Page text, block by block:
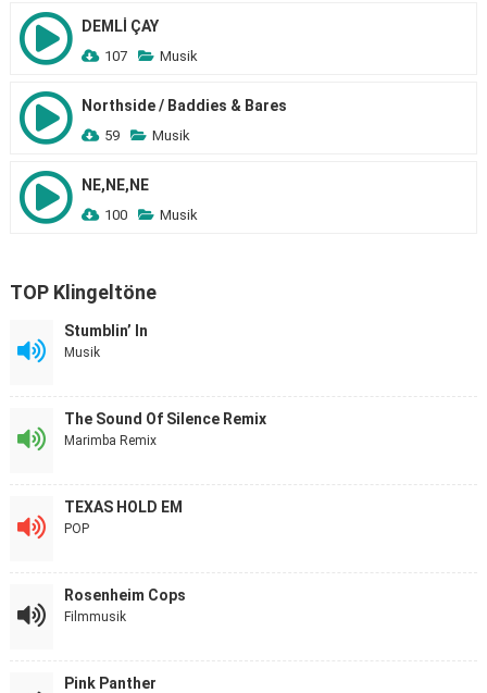
DEMLİ ÇAY
107 Musik
Northside / Baddies & Bares
59 Musik
NE,NE,NE
100 Musik
TOP Klingeltöne
Stumblin’ In
Musik
The Sound Of Silence Remix
Marimba Remix
TEXAS HOLD EM
POP
Rosenheim Cops
Filmmusik
Pink Panther